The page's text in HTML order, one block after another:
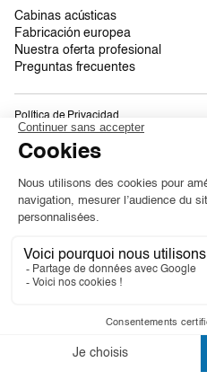
Cabinas acústicas
Fabricación europea
Nuestra oferta profesional
Preguntas frecuentes
Política de Privacidad
Condiciones Generales de Venta
Mapa web
Solo Desk
©2026 Work With Island